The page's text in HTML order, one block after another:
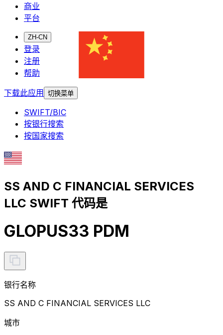
商业
平台
ZH-CN
登录
注册
帮助
下载此应用
切换菜单
SWIFT/BIC
按银行搜索
按国家搜索
SS AND C FINANCIAL SERVICES
LLC SWIFT 代码是
GLOPUS33 PDM
银行名称
SS AND C FINANCIAL SERVICES LLC
城市